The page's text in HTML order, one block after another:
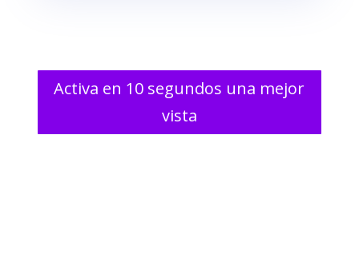
Activa en 10 segundos una mejor
vista